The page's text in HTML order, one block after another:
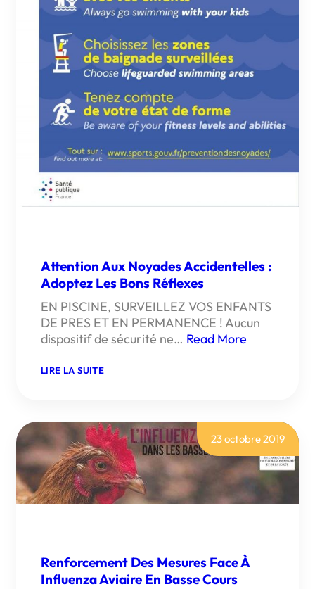
Attention Aux Noyades Accidentelles :
Adoptez Les Bons Réflexes
EN PISCINE, SURVEILLEZ VOS ENFANTS
DE PRES ET EN PERMANENCE ! Aucun
dispositif de sécurité ne… Read More
LIRE LA SUITE:
:
ADOPTEZ
LES
BONS
RÉFLEXES
23 octobre 2019
Renforcement Des Mesures Face À
Influenza Aviaire En Basse Cours